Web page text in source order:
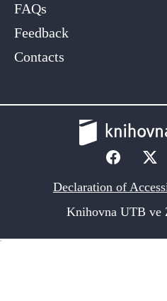
FAQs
Feedback
Contacts
Declaration of
Knihovna UTB ve